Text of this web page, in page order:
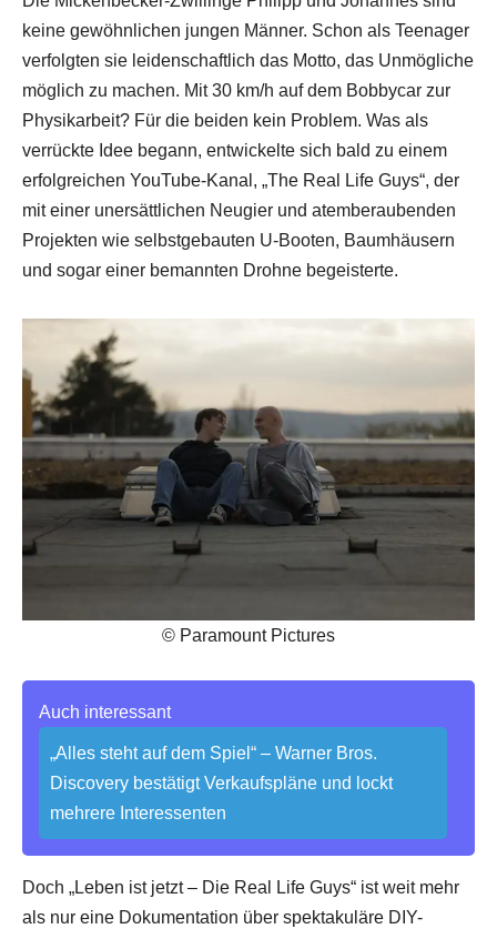
keine gewöhnlichen jungen Männer. Schon als Teenager
verfolgten sie leidenschaftlich das Motto, das Unmögliche
möglich zu machen. Mit 30 km/h auf dem Bobbycar zur
Physikarbeit? Für die beiden kein Problem. Was als
verrückte Idee begann, entwickelte sich bald zu einem
erfolgreichen YouTube-Kanal, „The Real Life Guys“, der
mit einer unersättlichen Neugier und atemberaubenden
Projekten wie selbstgebauten U-Booten, Baumhäusern
und sogar einer bemannten Drohne begeisterte.
© Paramount Pictures
Auch interessant
„Alles steht auf dem Spiel“ – Warner Bros.
Discovery bestätigt Verkaufspläne und lockt
mehrere Interessenten
Doch „Leben ist jetzt – Die Real Life Guys“ ist weit mehr
als nur eine Dokumentation über spektakuläre DIY-